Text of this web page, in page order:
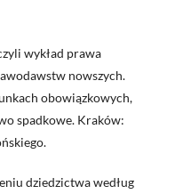
wykład prawa
nowszych.
obowiązkowych,
spadkowe. Kraków:
dziedzictwa według